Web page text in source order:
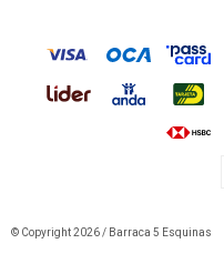
© Copyright 2026 / Barraca 5 Esquinas